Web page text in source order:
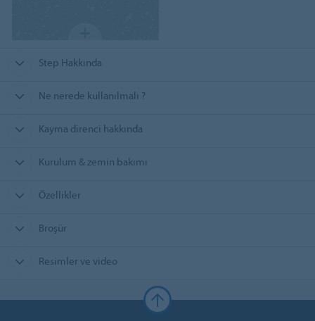
Step Hakkında
Ne nerede kullanılmalı ?
Kayma direnci hakkında
Kurulum & zemin bakımı
Özellikler
Broşür
Resimler ve video